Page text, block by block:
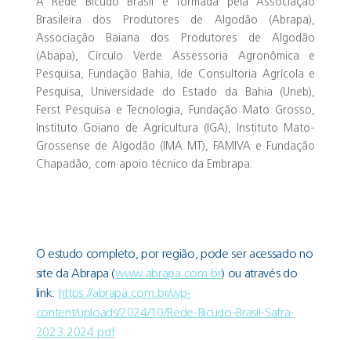
A Rede Bicudo Brasil é formada pela Associação
Brasileira dos Produtores de Algodão (Abrapa),
Associação Baiana dos Produtores de Algodão
(Abapa), Círculo Verde Assessoria Agronômica e
Pesquisa, Fundação Bahia, Ide Consultoria Agrícola e
Pesquisa, Universidade do Estado da Bahia (Uneb),
Ferst Pesquisa e Tecnologia, Fundação Mato Grosso,
Instituto Goiano de Agricultura (IGA), Instituto Mato-
Grossense de Algodão (IMA MT), FAMIVA e Fundação
Chapadão, com apoio técnico da Embrapa.
O estudo completo, por região, pode ser acessado no
site da Abrapa (www.abrapa.com.br) ou através do
link: https://abrapa.com.br/wp-
content/uploads/2024/10/Rede-Bicudo-Brasil-Safra-
2023.2024.pdf